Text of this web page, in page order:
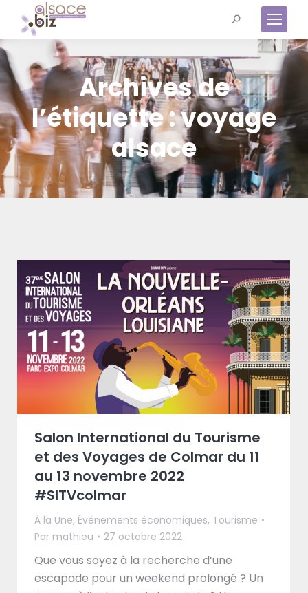
Archives de
l’étiquette :voyage
alsace
Salon International du Tourisme
et des Voyages de Colmar du 11
au 13 novembre 2022
#SITVcolmar
À la Une, Événements économiques, Tourisme
Par mathieu 27 octobre 2022
Que vous soyez à la recherche d’une
escapade pour un weekend prolongé ? Un